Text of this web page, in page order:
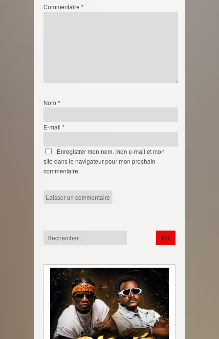
Commentaire *
Nom *
E-mail *
Enregistrer mon nom, mon e-mail et mon
site dans le navigateur pour mon prochain
commentaire.